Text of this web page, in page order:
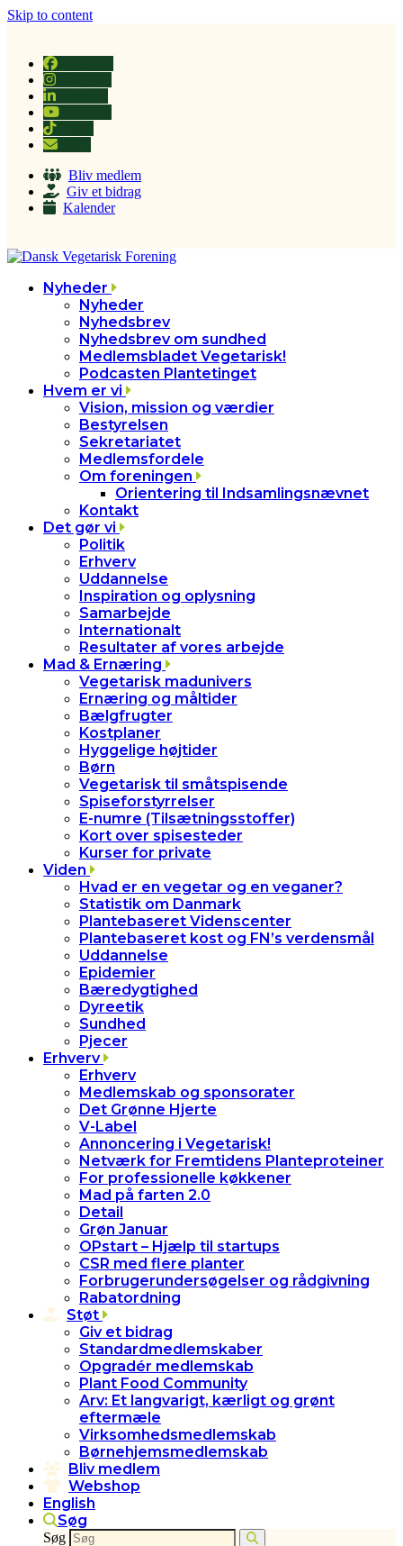
Skip to content
Tiktok
Bliv medlem
Giv et bidrag
Kalender
Nyheder
Nyheder
Nyhedsbrev
Nyhedsbrev om sundhed
Medlemsbladet Vegetarisk!
Podcasten Plantetinget
Hvem er vi
Vision, mission og værdier
Bestyrelsen
Sekretariatet
Medlemsfordele
Om foreningen
Orientering til Indsamlingsnævnet
Kontakt
Det gør vi
Politik
Erhverv
Uddannelse
Inspiration og oplysning
Samarbejde
Internationalt
Resultater af vores arbejde
Mad & Ernæring
Vegetarisk madunivers
Ernæring og måltider
Bælgfrugter
Kostplaner
Hyggelige højtider
Børn
Vegetarisk til småtspisende
Spiseforstyrrelser
E-numre (Tilsætningsstoffer)
Kort over spisesteder
Kurser for private
Viden
Hvad er en vegetar og en veganer?
Statistik om Danmark
Plantebaseret Videnscenter
Plantebaseret kost og FN’s verdensmål
Uddannelse
Epidemier
Bæredygtighed
Dyreetik
Sundhed
Pjecer
Erhverv
Erhverv
Medlemskab og sponsorater
Det Grønne Hjerte
V-Label
Annoncering i Vegetarisk!
Netværk for Fremtidens Planteproteiner
For professionelle køkkener
Mad på farten 2.0
Detail
Grøn Januar
OPstart – Hjælp til startups
CSR med flere planter
Forbrugerundersøgelser og rådgivning
Rabatordning
Støt
Giv et bidrag
Standardmedlemskaber
Opgradér medlemskab
Plant Food Community
Arv: Et langvarigt, kærligt og grønt
eftermæle
Virksomhedsmedlemskab
Børnehjemsmedlemskab
Bliv medlem
Webshop
English
Søg
Søg